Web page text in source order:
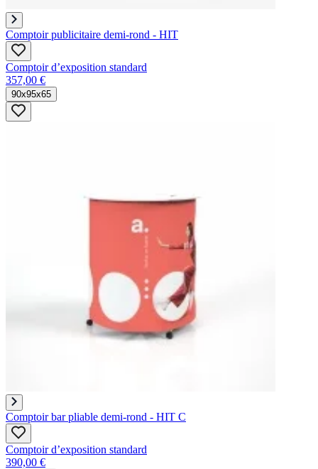
Comptoir publicitaire demi-rond - HIT
Comptoir d’exposition standard
357,00 €
90x95x65
Comptoir bar pliable demi-rond - HIT C
Comptoir d’exposition standard
390,00 €